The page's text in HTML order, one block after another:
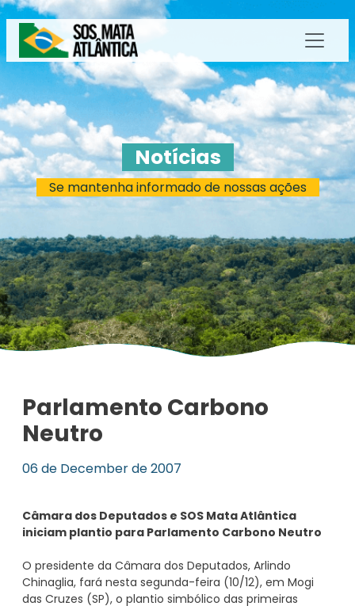
Notícias
Se mantenha informado de nossas ações
Parlamento Carbono
Neutro
06 de December de 2007
Câmara dos Deputados e SOS Mata Atlântica
iniciam plantio para Parlamento Carbono Neutro
O presidente da Câmara dos Deputados, Arlindo
Chinaglia, fará nesta segunda-feira (10/12), em Mogi
das Cruzes (SP), o plantio simbólico das primeiras